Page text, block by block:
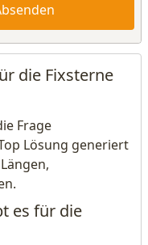
die Fixsterne
Frage
Lösung generiert
es für die